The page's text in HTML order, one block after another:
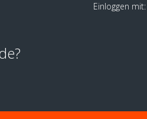
Einloggen